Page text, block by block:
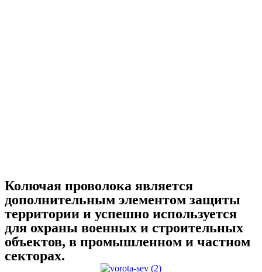
Колючая проволока является
дополнительным элементом защиты
территории и успешно используется
для охраны военных и строительных
объектов, в промышленном и частном
секторах.